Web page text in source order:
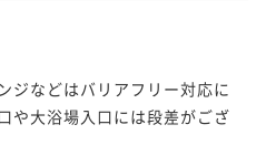
ジなどはバリアフリー対応に
や大浴場入口には段差がござ